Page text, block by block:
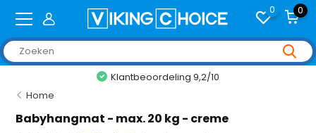
0 0
Klantbeoordeling 9,2/10
Home
Babyhangmat - max. 20 kg - creme